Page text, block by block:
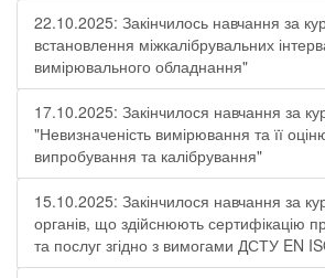
22.10.2025: Закінчилось навчання за
встановлення міжкалібрувальних
вимірювального обладнання"
17.10.2025: Закінчилося навчання за
"Невизначеність вимірювання та її
випробування та калібрування"
15.10.2025: Закінчилося навчання за
органів, що здійснюють сертифікацію
та послуг згідно з вимогами ДСТУ EN